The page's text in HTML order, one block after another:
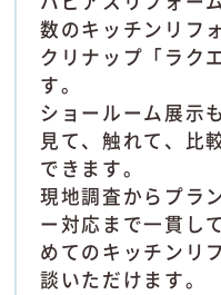
数のキッチンリフ
クリナップ「ラク
す。
ショールーム展示
見て、触れて、比
できます。
現地調査からプラ
ー対応まで一貫し
めてのキッチンリ
談いただけます。